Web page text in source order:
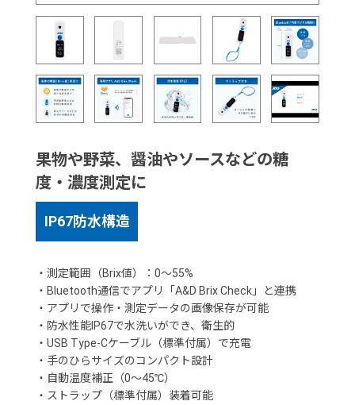
果物や野菜、醤油やソースなどの糖
度・濃度測定に
IP67防水構造
・測定範囲（Brix値）：0～55%
・Bluetooth通信でアプリ「A&D Brix Check」と連携
・アプリで操作・測定データの画像保存が可能
・防水性能IP67で水洗いができ、衛生的
・USB Type-Cケーブル（標準付属）で充電
・手のひらサイズのコンパクト設計
・自動温度補正（0～45℃）
・ストラップ（標準付属）装着可能